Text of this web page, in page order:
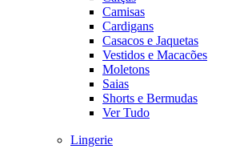
Camisas
Cardigans
Casacos e Jaquetas
Vestidos e Macacões
Moletons
Saias
Shorts e Bermudas
Ver Tudo
Lingerie